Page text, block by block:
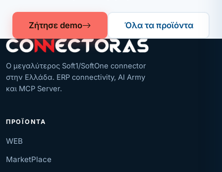
Ζήτησε demo Όλα τα προϊόντα
Ο μεγαλύτερος Soft1/SoftOne connector
στην Ελλάδα. ERP connectivity, AI Army
και MCP Server.
ΠΡΟΪΌΝΤΑ
WEB
MarketPlace